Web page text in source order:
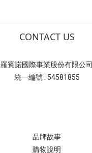
CONTACT US
羅賓諾國際事業股份有限公司
統一編號 : 54581855
品牌故事
購物說明